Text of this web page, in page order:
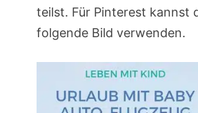
teilst. Für Pinterest kannst
folgende Bild verwenden.